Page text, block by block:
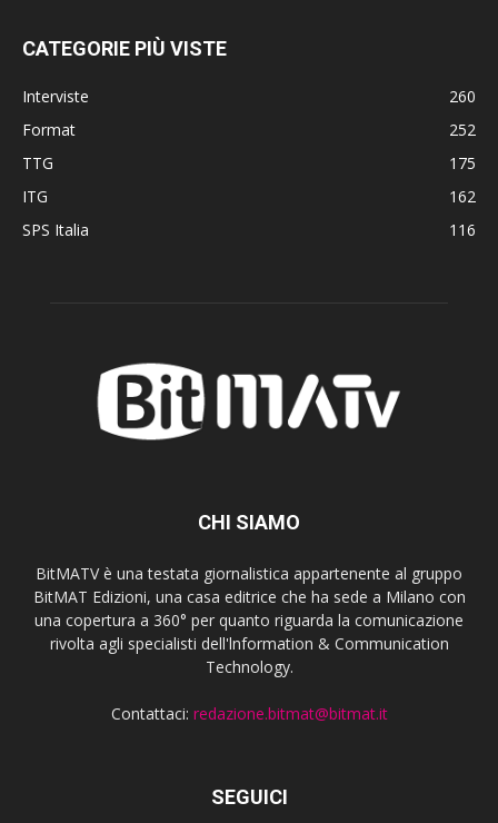
CATEGORIE PIÙ VISTE
Interviste
260
Format
252
TTG
175
ITG
162
SPS Italia
116
CHI SIAMO
BitMATV è una testata giornalistica appartenente al gruppo
BitMAT Edizioni, una casa editrice che ha sede a Milano con
una copertura a 360° per quanto riguarda la comunicazione
rivolta agli specialisti dell'lnformation & Communication
Technology.
Contattaci: redazione.bitmat@bitmat.it
SEGUICI